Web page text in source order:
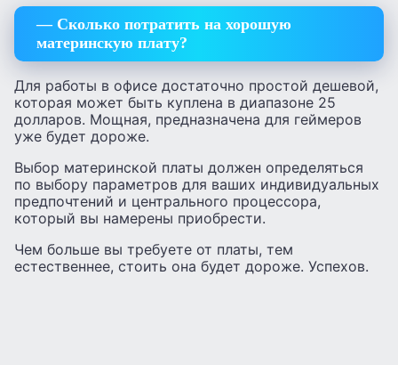
— Сколько потратить на хорошую
материнскую плату?
Для работы в офисе достаточно простой дешевой,
которая может быть куплена в диапазоне 25
долларов. Мощная, предназначена для геймеров
уже будет дороже.
Выбор материнской платы должен определяться
по выбору параметров для ваших индивидуальных
предпочтений и центрального процессора,
который вы намерены приобрести.
Чем больше вы требуете от платы, тем
естественнее, стоить она будет дороже. Успехов.